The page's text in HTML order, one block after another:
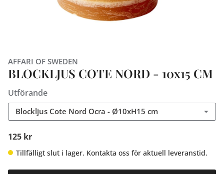
AFFARI OF SWEDEN
BLOCKLJUS COTE NORD - 10x15 CM
Utförande
Blockljus Cote Nord Ocra - Ø10xH15 cm
125 kr
Tillfälligt slut i lager. Kontakta oss för aktuell leveranstid.